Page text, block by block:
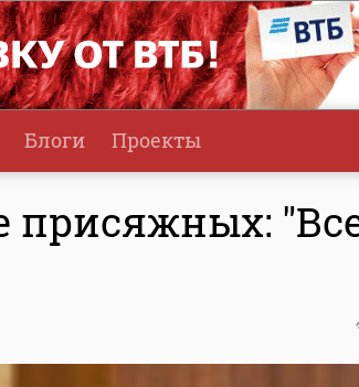
Блоги Проекты
присяжных: